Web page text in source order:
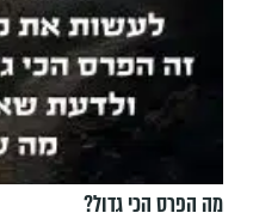
מה הפרס הכי גדול?